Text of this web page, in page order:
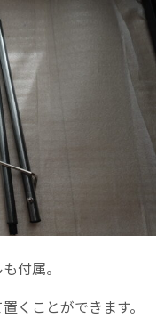
付属。
くことができます。